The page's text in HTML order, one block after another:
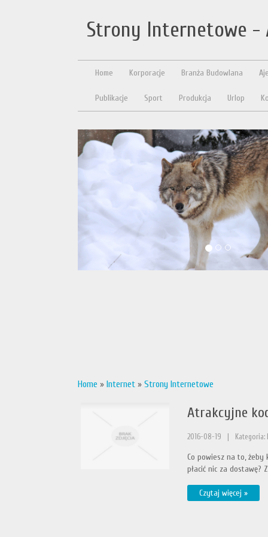
Strony Internetowe -
Home Korporacje Branża Budowlana
Publikacje Sport Produkcja Urlop
Home » Internet » Strony Internetowe
Atrakcyjne
2016-08-19
Co powiesz na to, żeby
płacić nic za dostawę?
Czytaj więcej »